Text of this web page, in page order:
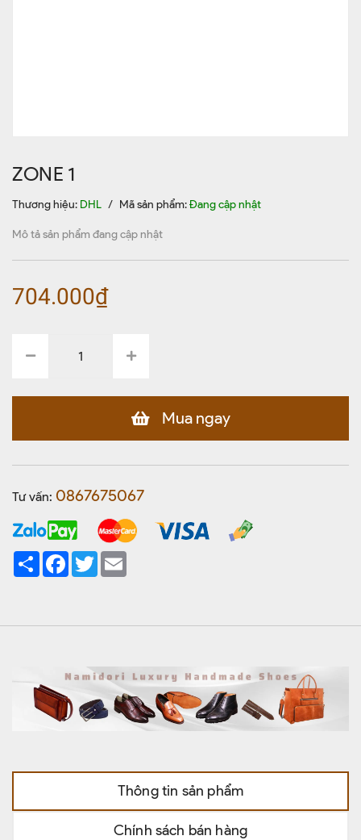
ZONE 1
Thương hiệu: DHL / Mã sản phẩm:Đang cập nhật
Mô tả sản phẩm đang cập nhật
704.000₫
Mua ngay
Tư vấn: 0867675067
Share Facebook
Twitter
Thông tin sản phẩm
Chính sách bán hàng